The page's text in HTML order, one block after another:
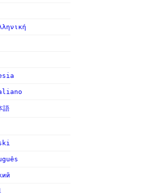
語